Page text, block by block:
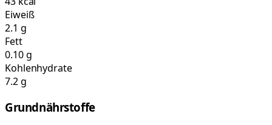
Eiweiß
2.1 g
Fett
0.10 g
Kohlenhydrate
7.2 g
Grundnährstoffe